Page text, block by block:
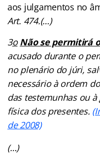
aos julgamentos no
Art. 474.(…)
3o Não se permitirá
acusado durante o
no plenário do júri,
necessário à ordem
das testemunhas ou
física dos presentes.
de 2008)
(…)